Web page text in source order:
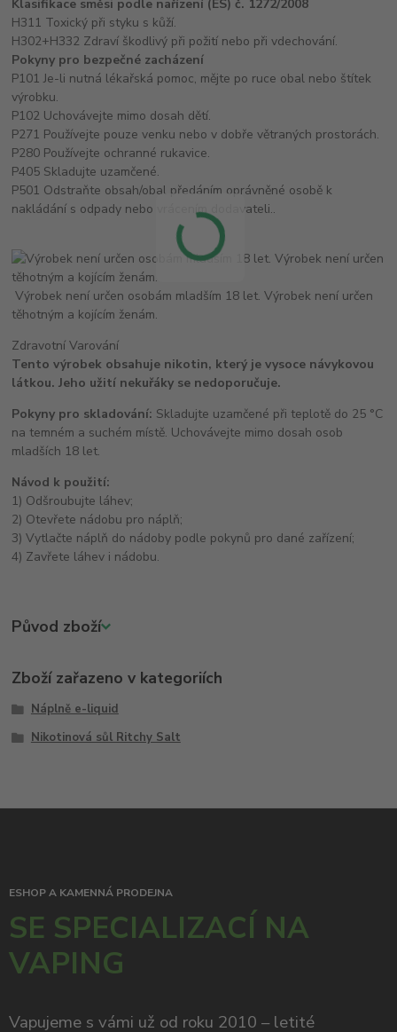
Klasifikace směsi podle nařízení (ES) č. 1272/2008
H311 Toxický při styku s kůží.
H302+H332 Zdraví škodlivý při požití nebo při vdechování.
Pokyny pro bezpečné zacházení
P101 Je-li nutná lékařská pomoc, mějte po ruce obal nebo štítek
výrobku.
P102 Uchovávejte mimo dosah dětí.
P271 Používejte pouze venku nebo v dobře větraných prostorách.
P280 Používejte ochranné rukavice.
P405 Skladujte uzamčené.
P501 Odstraňte obsah/obal předáním oprávněné osobě k
nakládání s odpady nebo vrácením dodavateli..
Výrobek není určen osobám mladším 18 let. Výrobek není určen
těhotným a kojícím ženám.
Zdravotní Varování
Tento výrobek obsahuje nikotin, který je vysoce návykovou
látkou. Jeho užití nekuřáky se nedoporučuje.
Pokyny pro skladování: Skladujte uzamčené při teplotě do 25 °C
na temném a suchém místě. Uchovávejte mimo dosah osob
mladších 18 let.
Návod k použití:
1) Odšroubujte láhev;
2) Otevřete nádobu pro náplň;
3) Vytlačte náplň do nádoby podle pokynů pro dané zařízení;
4) Zavřete láhev i nádobu.
Původ zboží
Zboží zařazeno v kategoriích
Náplně e-liquid
Nikotinová sůl Ritchy Salt
ESHOP A KAMENNÁ PRODEJNA
SE SPECIALIZACÍ NA
VAPING
Vapujeme s vámi už od roku 2010 – letité